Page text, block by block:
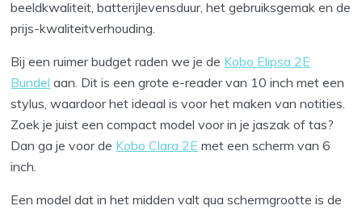
beeldkwaliteit, batterijlevensduur, het gebruiksgemak en de
prijs-kwaliteitverhouding.
Bij een ruimer budget raden we je de Kobo Elipsa 2E
Bundel aan. Dit is een grote e-reader van 10 inch met een
stylus, waardoor het ideaal is voor het maken van notities.
Zoek je juist een compact model voor in je jaszak of tas?
Dan ga je voor de Kobo Clara 2E met een scherm van 6
inch.
Een model dat in het midden valt qua schermgrootte is de